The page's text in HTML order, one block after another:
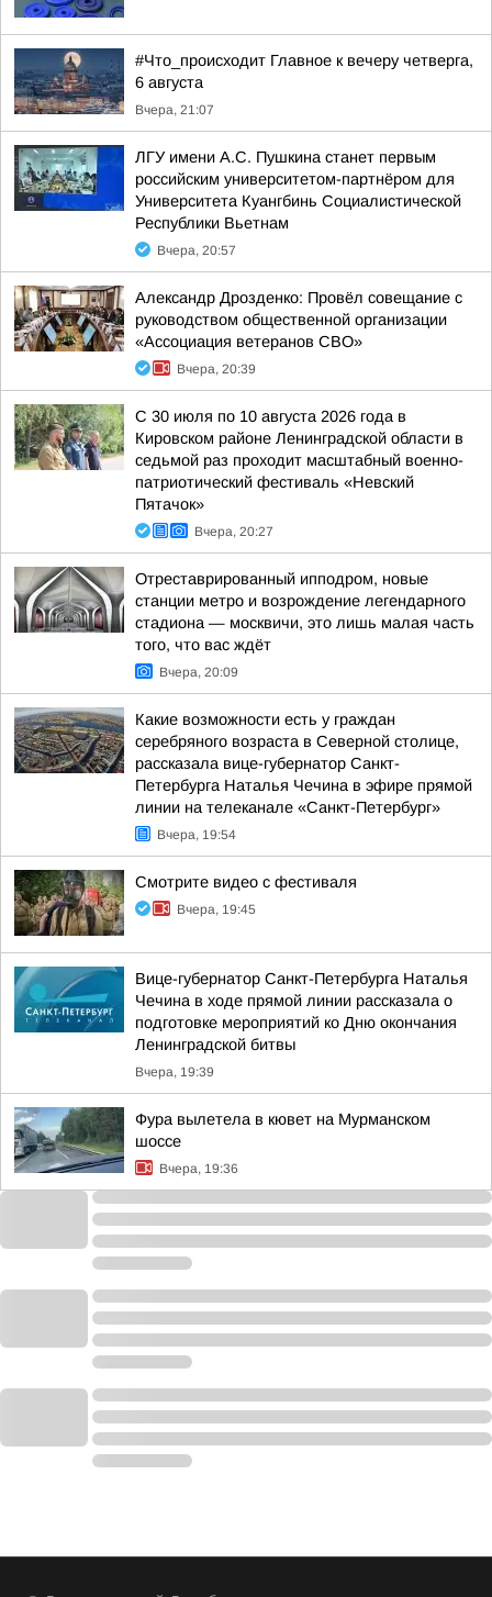
#Что_происходит Главное к вечеру четверга,
6 августа
Вчера, 21:07
ЛГУ имени А.С. Пушкина станет первым
российским университетом-партнёром для
Университета Куангбинь Социалистической
Республики Вьетнам
Вчера, 20:57
Александр Дрозденко: Провёл совещание с
руководством общественной организации
«Ассоциация ветеранов СВО»
Вчера, 20:39
С 30 июля по 10 августа 2026 года в
Кировском районе Ленинградской области в
седьмой раз проходит масштабный военно-
патриотический фестиваль «Невский
Пятачок»
Вчера, 20:27
Отреставрированный ипподром, новые
станции метро и возрождение легендарного
стадиона — москвичи, это лишь малая часть
того, что вас ждёт
Вчера, 20:09
Какие возможности есть у граждан
серебряного возраста в Северной столице,
рассказала вице-губернатор Санкт-
Петербурга Наталья Чечина в эфире прямой
линии на телеканале «Санкт-Петербург»
Вчера, 19:54
Смотрите видео с фестиваля
Вчера, 19:45
Вице-губернатор Санкт-Петербурга Наталья
Чечина в ходе прямой линии рассказала о
подготовке мероприятий ко Дню окончания
Ленинградской битвы
Вчера, 19:39
Фура вылетела в кювет на Мурманском
шоссе
Вчера, 19:36